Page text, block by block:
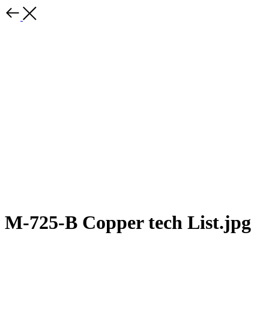
M-725-B Copper tech List.jpg